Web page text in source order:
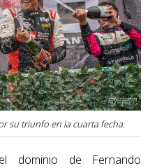
su triunfo en la cuarta fecha.
dominio de Fernando